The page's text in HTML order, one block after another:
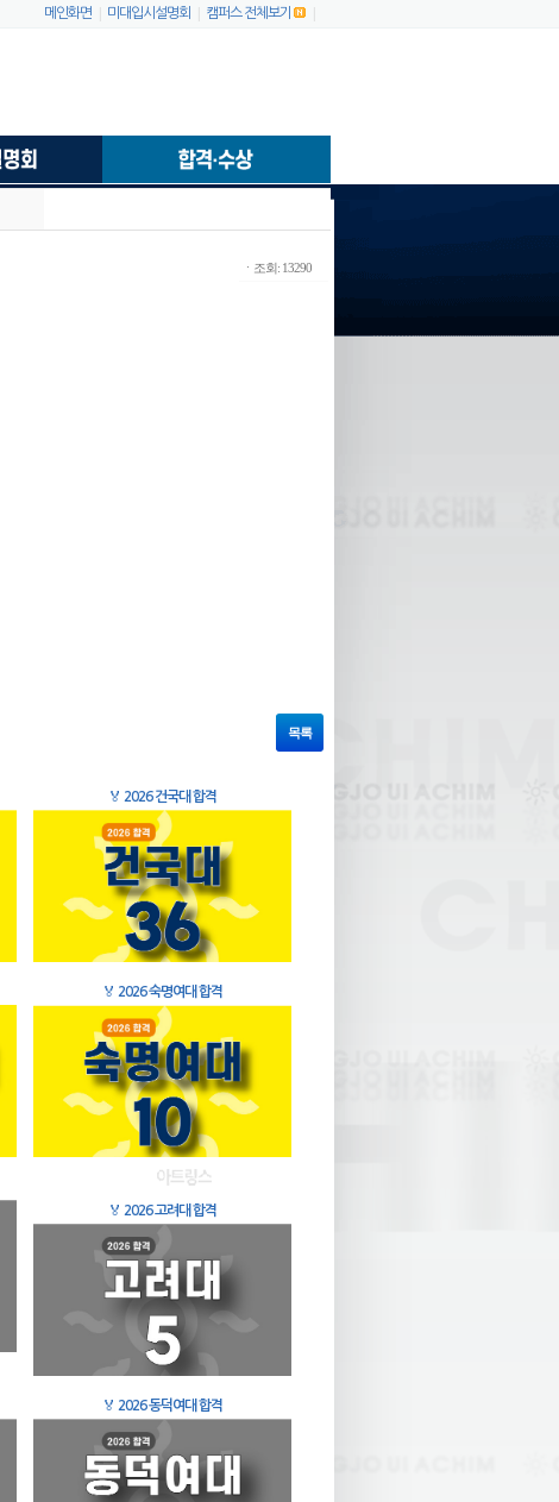
메인화면 미대입시설명회 캠퍼스 전체보기
ㆍ조회: 13290
목록
🏅 2026 건국대 합격
🏅 2026 숙명여대 합격
🏅 2026 고려대 합격
🏅 2026 동덕여대 합격